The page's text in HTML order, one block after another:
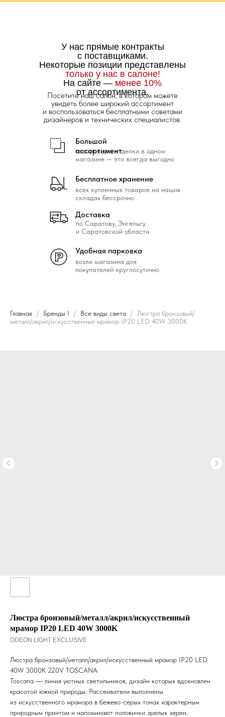
возле магазина для
покупателей круглосуточно
Удобная парковка
всех купленных товаров на наших
складах бессрочно
Бесплатное хранение
товаров для отделки в одном
магазине — это всегда выгодно
Большой
ассортимент
по Саратову, Энгельсу
и Саратовской области
Доставка
У нас прямые контракты
с поставщиками.
Некоторые позиции представлены
только у нас в салоне!
На сайте — менее 10%
от ассортимента.
Посетите наш салон, в котором можете
увидеть более широкий ассортимент
и воспользоваться бесплатными советами
дизайнеров и технических специалистов.
Главная Бренды I Все виды света
Люстра бронзовый/
металл/акрил/искусственный мрамор IP20 LED 40W 3000K
Люстра бронзовый/металл/акрил/искусственный
мрамор IP20 LED 40W 3000K
ODEON LIGHT EXCLUSIVE
Люстра бронзовый/металл/акрил/искусственный мрамор IP20 LED
40W 3000K 220V TOSCANA
Tosсana ― линия уютных светильников, дизайн которых вдохновлен
красотой южной природы. Рассеиватели выполнены
из искусственного мрамора в бежево-серых тонах характерным
природным принтом и напоминают половинки зрелых зерен,